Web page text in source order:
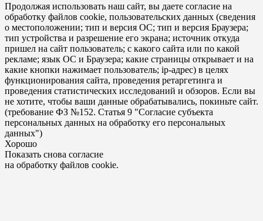
Продолжая использовать наш сайт, вы даете согласие на
обработку файлов cookie, пользовательских данных (сведения
о местоположении; тип и версия ОС; тип и версия Браузера;
тип устройства и разрешение его экрана; источник откуда
пришел на сайт пользователь; с какого сайта или по какой
рекламе; язык ОС и Браузера; какие страницы открывает и на
какие кнопки нажимает пользователь; ip-адрес) в целях
функционирования сайта, проведения ретаргетинга и
проведения статистических исследований и обзоров. Если вы
не хотите, чтобы ваши данные обрабатывались, покиньте сайт.
(требование ФЗ №152. Статья 9 "Согласие субъекта
персональных данных на обработку его персональных
данных")
Хорошо
Показать снова согласие
на обработку файлов cookie.